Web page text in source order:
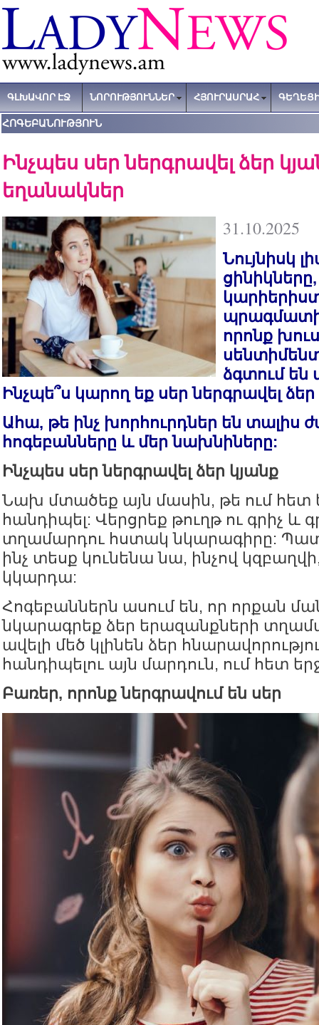
ԳԼԽԱՎՈՐ ԷՋ ՆՈՐՈՒԹՅՈՒՆՆԵՐ ՀՅՈՒՐԱՍՐԱՀ
ՀՈԳԵԲԱՆՈՒԹՅՈՒՆ
Ինչպես սեր ներգրավել ձեր
եղանակներ
31.10.2025
Նույնիսկ
ցինիկները,
որոնք
ձգտում են
Ինչպե՞ս կարող եք սեր ներգրավել ձեր
Ահա, թե ինչ խորհուրդներ են տալիս
հոգեբանները և մեր նախնիները:
Ինչպես սեր ներգրավել ձեր կյանք
Նախ մտածեք այն մասին, թե ում հետ
հանդիպել: Վերցրեք թուղթ ու գրիչ և
տղամարդու հստակ նկարագիրը:
ինչ տեսք կունենա նա, ինչով
կկարդա:
Հոգեբաններն ասում են, որ որքան
նկարագրեք ձեր երազանքների
ավելի մեծ կլինեն ձեր
հանդիպելու այն մարդուն, ում հետ
Բառեր, որոնք ներգրավում են սեր